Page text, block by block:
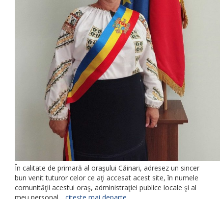
În calitate de primară al oraşului Căinari, adresez un sincer
bun venit tuturor celor ce aţi accesat acest site, în numele
comunităţii acestui oraş, administraţiei publice locale şi al